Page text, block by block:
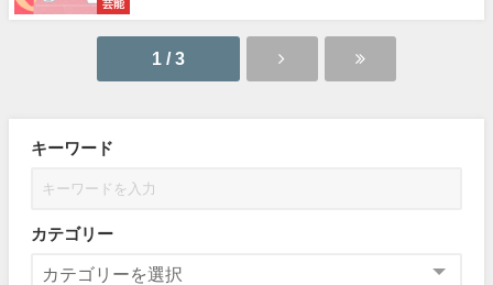
芸能
1 / 3
キーワード
カテゴリー